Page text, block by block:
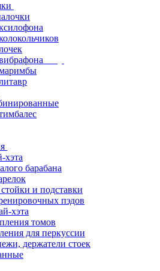
хэта
барабана
и подставки
пэдов
хэта
томов
для перкуссии
держатели стоек